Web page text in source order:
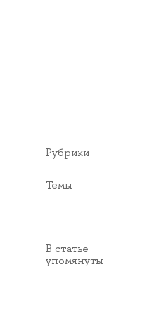
Рубрики
Темы
В статье
упомянуты